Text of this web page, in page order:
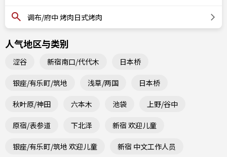
调布/府中 烤肉日式烤肉
人气地区与类别
涩谷 新宿南口/代代木 日本桥
银座/有乐町/筑地 浅草/两国 日本桥
秋叶原/神田 六本木 池袋 上野/谷中
原宿/表参道 下北泽 新宿 欢迎儿童
银座/有乐町/筑地 欢迎儿童 新宿 中文工作人员